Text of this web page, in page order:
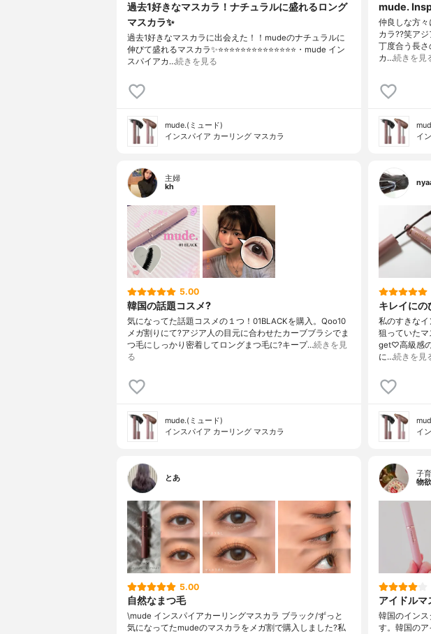
過去1好きなマスカラ！ナチュラルに盛れるロング
マスカラ✨
過去1好きなマスカラに出会えた！！mudeのナチュラルに
伸びて盛れるマスカラ✨⭐️⭐️⭐️⭐️⭐️⭐️⭐️⭐️⭐️⭐️⭐️⭐️⭐️⭐️・mude イン
スパイアカ…続きを見る
mude.(ミュード)
インスパイア カーリング マスカラ
mude.
仲良しな方
カラ??笑ア
丁度合う長
カ…続きを見
イ
主婦
kh
5.00
韓国の話題コスメ?
気になってた話題コスメの１つ！01BLACKを購入。Qoo10
メガ割りにて?アジア人の目元に合わせたカーブブラシでま
つ毛にしっかり密着してロングまつ毛に?キープ…続きを見
る
mude.(ミュード)
インスパイア カーリング マスカラ
キレイに
私のすきなイ
狙っていた
get♡高級感
に…続きを見
イ
とあ
5.00
自然なまつ毛
\mude インスパイアカーリングマスカラ ブラック/ずっと
気になってたmudeのマスカラをメガ割で購入しました?私
子
物
アイドルマ
韓国のインス
す。韓国のア